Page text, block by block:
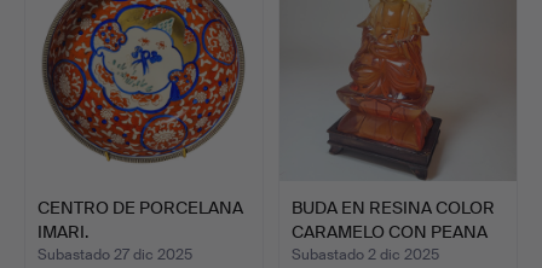
CENTRO DE PORCELANA
IMARI.
Subastado 27 dic 2025
BUDA EN RESINA COLOR
CARAMELO CON PEANA
EN…
Subastado 2 dic 2025